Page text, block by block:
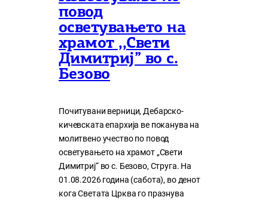
повод
осветувањето на
храмот ,,Свети
Димитриј” во с.
Безово
Почитувани верници, Дебарско-
кичевската епархија ве поканува на
молитвено учество по повод
осветувањето на храмот „Свети
Димитриј“ во с. Безово, Струга. На
01.08.2026 година (сабота), во денот
кога Светата Црква го празнува